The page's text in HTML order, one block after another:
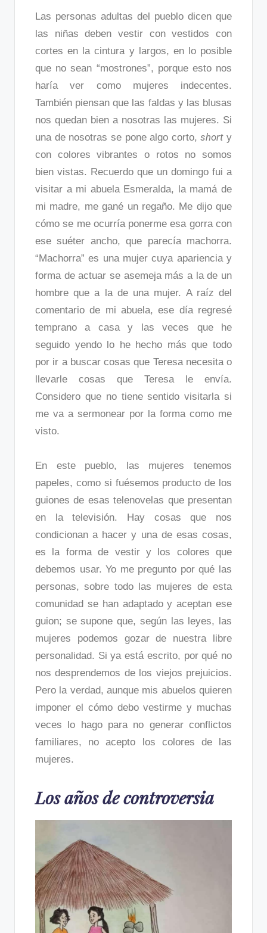
Las personas adultas del pueblo dicen que
las niñas deben vestir con vestidos con
cortes en la cintura y largos, en lo posible
que no sean “mostrones”, porque esto nos
haría ver como mujeres indecentes.
También piensan que las faldas y las blusas
nos quedan bien a nosotras las mujeres. Si
una de nosotras se pone algo corto,shorty
con colores vibrantes o rotos no somos
bien vistas. Recuerdo que un domingo fui a
visitar a mi abuela Esmeralda, la mamá de
mi madre, me gané un regaño. Me dijo que
cómo se me ocurría ponerme esa gorra con
ese suéter ancho, que parecía machorra.
“Machorra” es una mujer cuya apariencia y
forma de actuar se asemeja más a la de un
hombre que a la de una mujer. A raíz del
comentario de mi abuela, ese día regresé
temprano a casa y las veces que he
seguido yendo lo he hecho más que todo
por ir a buscar cosas que Teresa necesita o
llevarle cosas que Teresa le envía.
Considero que no tiene sentido visitarla si
me va a sermonear por la forma como me
visto.
En este pueblo, las mujeres tenemos
papeles, como si fuésemos producto de los
guiones de esas telenovelas que presentan
en la televisión. Hay cosas que nos
condicionan a hacer y una de esas cosas,
es la forma de vestir y los colores que
debemos usar. Yo me pregunto por qué las
personas, sobre todo las mujeres de esta
comunidad se han adaptado y aceptan ese
guion; se supone que, según las leyes, las
mujeres podemos gozar de nuestra libre
personalidad. Si ya está escrito, por qué no
nos desprendemos de los viejos prejuicios.
Pero la verdad, aunque mis abuelos quieren
imponer el cómo debo vestirme y muchas
veces lo hago para no generar conflictos
familiares, no acepto los colores de las
mujeres.
Los años de controversia